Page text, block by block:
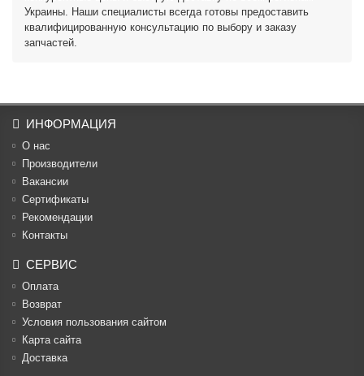
Украины. Наши специалисты всегда готовы предоставить
квалифицированную консультацию по выбору и заказу
запчастей.
ИНФОРМАЦИЯ
О нас
Производители
Вакансии
Cертификаты
Рекомендации
Контакты
СЕРВИС
Оплата
Возврат
Условия пользования сайтом
Карта сайта
Доставка